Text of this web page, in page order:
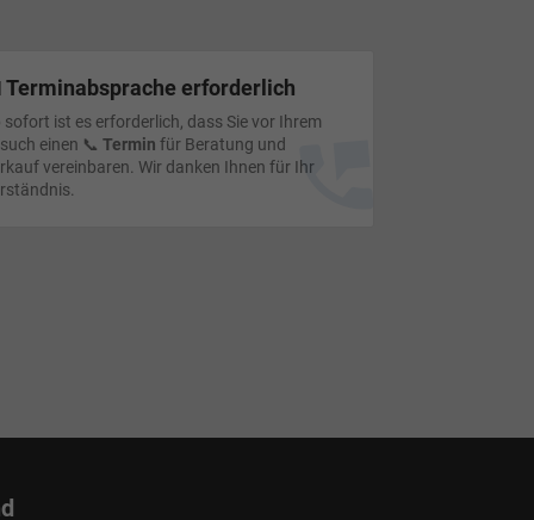
Terminabsprache erforderlich
sofort ist es erforderlich, dass Sie vor Ihrem
einen 📞Termin für Beratung und
vereinbaren. Wir danken Ihnen für Ihr